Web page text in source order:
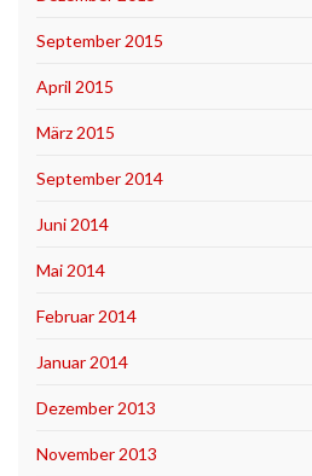
September 2015
April 2015
März 2015
September 2014
Juni 2014
Mai 2014
Februar 2014
Januar 2014
Dezember 2013
November 2013